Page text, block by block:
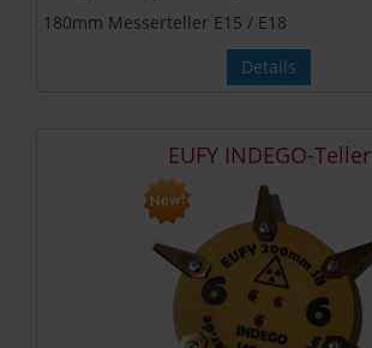
180mm Messerteller E15 / E18
Details
EUFY INDEGO-Teller